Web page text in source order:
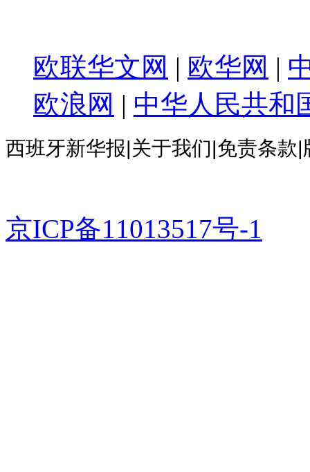
欧联华文网 | 欧华网 |
欧浪网 | 中华人民共和
西班牙新华报|关于我们|免责条款
京ICP备11013517号-1